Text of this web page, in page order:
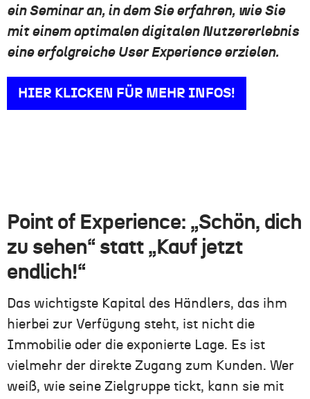
ein Seminar an, in dem Sie erfahren, wie Sie
mit einem optimalen digitalen Nutzererlebnis
eine erfolgreiche User Experience erzielen.
HIER KLICKEN FÜR MEHR INFOS!
Point of Experience: „Schön, dich
zu sehen“ statt „Kauf jetzt
endlich!“
Das wichtigste Kapital des Händlers, das ihm
hierbei zur Verfügung steht, ist nicht die
Immobilie oder die exponierte Lage. Es ist
vielmehr der direkte Zugang zum Kunden. Wer
weiß, wie seine Zielgruppe tickt, kann sie mit